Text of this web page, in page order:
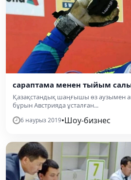
сараптама менен тыйым
Қазақстандық шаңғышы өз аузымен
бұрын Австрияда ұсталған...
6 наурыз 2019•Шоу-бизнес